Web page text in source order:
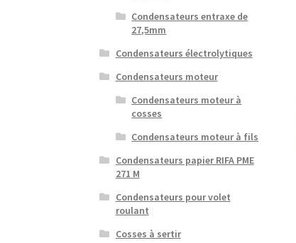
Condensateurs entraxe de
27,5mm
Condensateurs électrolytiques
Condensateurs moteur
Condensateurs moteur à
cosses
Condensateurs moteur à fils
Condensateurs papier RIFA PME
271 M
Condensateurs pour volet
roulant
Cosses à sertir